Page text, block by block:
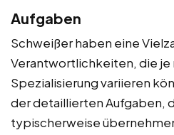
Aufgaben
Schweißer haben eine
Verantwortlichkeiten, die je
Spezialisierung variieren
der detaillierten Aufgaben,
typischerweise